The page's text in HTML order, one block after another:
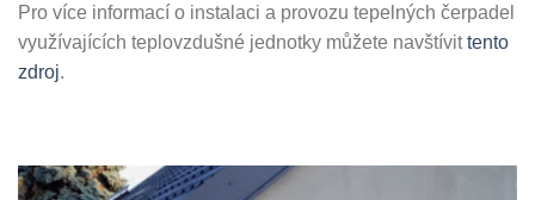
Pro více informací o instalaci a provozu tepelných čerpadel
využívajících teplovzdušné jednotky můžete navštívittento
zdroj.